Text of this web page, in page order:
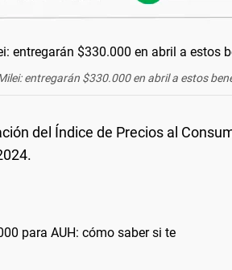
entregarán $330.000 en abril a estos
del Índice de Precios al
para AUH: cómo saber si te